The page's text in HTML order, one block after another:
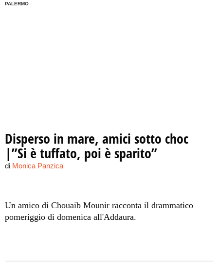
PALERMO
Disperso in mare, amici sotto choc
|”Si è tuffato, poi è sparito”
di Monica Panzica
Un amico di Chouaib Mounir racconta il drammatico
pomeriggio di domenica all'Addaura.